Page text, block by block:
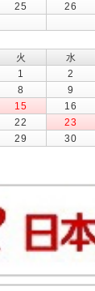
25 26
火 水
1
2
8 9
15 16
22 23
29
30